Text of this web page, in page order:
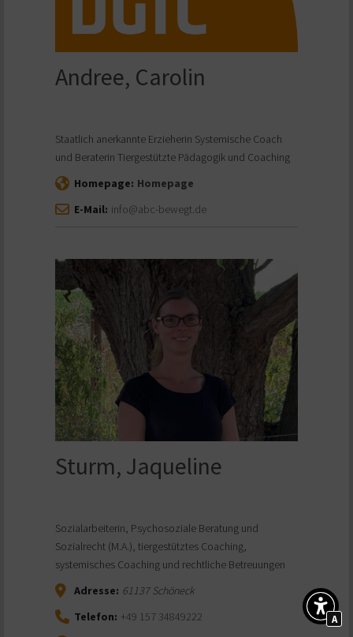
Andree, Carolin
Staatlich anerkannte Erzieherin Systemische Coach
und Beraterin Tiergestützte Pädagogik und Coaching
Homepage: Homepage
E-Mail: info@abc-bewegt.de
Sturm, Jaqueline
Sozialarbeiterin, Psychosoziale Beratung und
Sozialrecht (M.A.), tiergestütztes Coaching,
systemisches Coaching und rechtliche Betreuungen
Adresse: 61137Schöneck
Telefon: +49 157 34849222
A